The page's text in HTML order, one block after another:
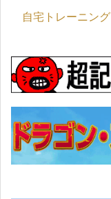
自宅トレーニング